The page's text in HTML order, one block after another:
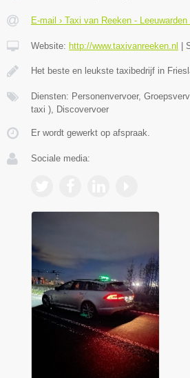
E-mail › Taxi van Reeken - Leeuwarden
Website: http://www.taxivanreeken.nl
Het beste en leukste taxibedrijf in
Diensten: Personenvervoer,
taxi ), Discovervoer
Er wordt gewerkt op afspraak.
Sociale media: